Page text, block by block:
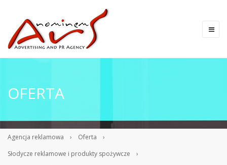
OFERTA
Agencja reklamowa › Oferta
›
Słodycze reklamowe i produkty spożywcze
›